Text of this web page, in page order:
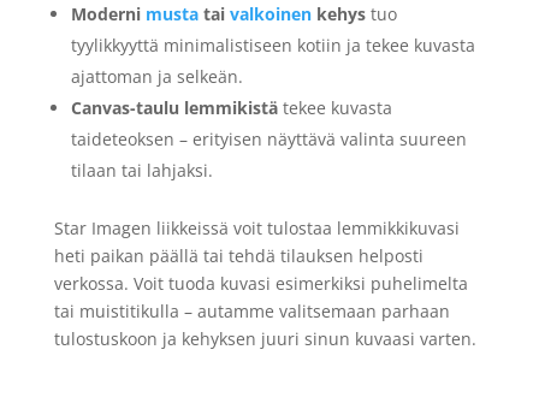
Moderni mustatai valkoinenkehystuo
tyylikkyyttä minimalistiseen kotiin ja tekee kuvasta
ajattoman ja selkeän.
Canvas-taulu lemmikistätekee kuvasta
taideteoksen – erityisen näyttävä valinta suureen
tilaan tai lahjaksi.
Star Imagen liikkeissä voit tulostaa lemmikkikuvasi
heti paikan päällä tai tehdä tilauksen helposti
verkossa. Voit tuoda kuvasi esimerkiksi puhelimelta
tai muistitikulla – autamme valitsemaan parhaan
tulostuskoon ja kehyksen juuri sinun kuvaasi varten.